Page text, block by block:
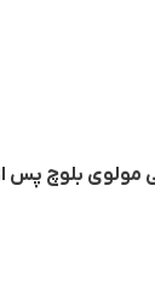
پس از ۴۳ روز